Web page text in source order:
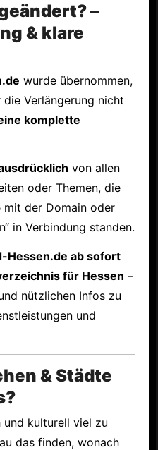
–
& klare
wurde übernommen,
Verlängerung nicht
komplette
von allen
oder Themen, die
mit der Domain oder
in Verbindung standen.
Hessen.de ab sofort
für Hessen –
nützlichen Infos zu
und
& Städte
kulturell viel zu
das finden, wonach